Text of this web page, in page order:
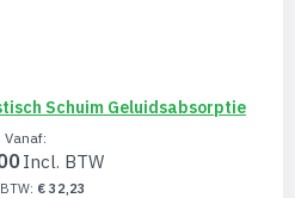
Schuim Geluidsabsorptie
Vanaf
€ 32,23